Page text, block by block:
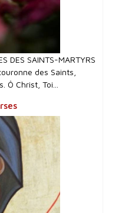
DES SAINTS-MARTYRS
des Saints,
Christ, Toi...